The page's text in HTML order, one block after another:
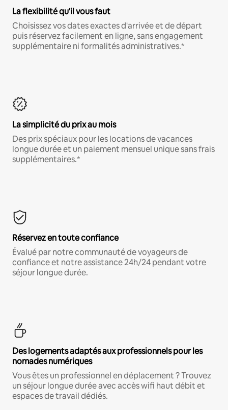
La flexibilité qu'il vous faut
Choisissez vos dates exactes d'arrivée et de départ
puis réservez facilement en ligne, sans engagement
supplémentaire ni formalités administratives.*
La simplicité du prix au mois
Des prix spéciaux pour les locations de vacances
longue durée et un paiement mensuel unique sans frais
supplémentaires.*
Réservez en toute confiance
Évalué par notre communauté de voyageurs de
confiance et notre assistance 24h/24 pendant votre
séjour longue durée.
Des logements adaptés aux professionnels pour les
nomades numériques
Vous êtes un professionnel en déplacement ? Trouvez
un séjour longue durée avec accès wifi haut débit et
espaces de travail dédiés.